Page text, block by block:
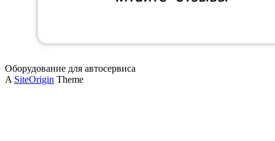
Оборудование для автосервиса
A SiteOrigin Theme